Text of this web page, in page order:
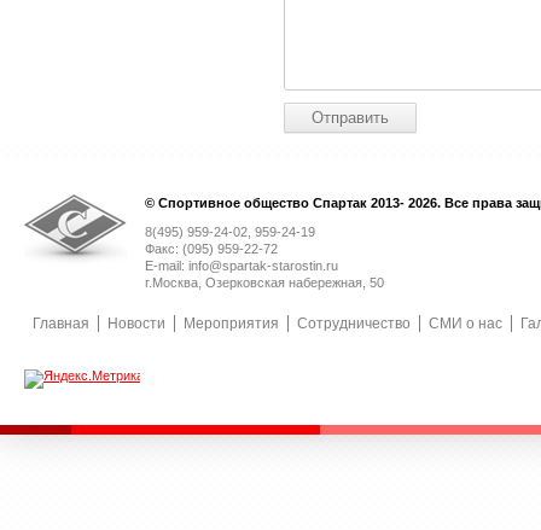
© Спортивное общество Спартак 2013- 2026. Все права
8(495) 959-24-02, 959-24-19
Факс: (095) 959-22-72
E-mail: info@spartak-starostin.ru
г.Москва, Озерковская набережная, 50
Главная Новости Мероприятия Сотрудничество СМИ о нас